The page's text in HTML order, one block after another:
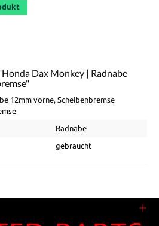
Dax Monkey | Radnabe
12mm vorne, Scheibenbremse
Radnabe
gebraucht